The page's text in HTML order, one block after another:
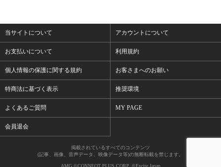
当サイトについて アカウントについて
お支払いについて 利用規約
個人情報の保護に関する規約 お客さまへのお願い
特商法に基づく表示 推奨環境
よくあるご質問 MY PAGE
会員退会
掲載されているすべてのコンテンツ
(記事、画像、音声データ、映像データ等)の無断転載を禁じます。
AMG ©CONNEQT PLUS CORP. ©Excite Japan